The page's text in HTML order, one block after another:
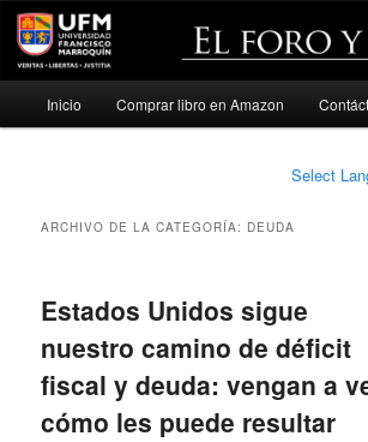
Ir
Ir
Inicio Comprar libro en Amazon
Select
ARCHIVO DE LA CATEGORÍA: DEUDA
Estados Unidos sigue
nuestro camino de déficit
fiscal y deuda: vengan a
cómo les puede resultar